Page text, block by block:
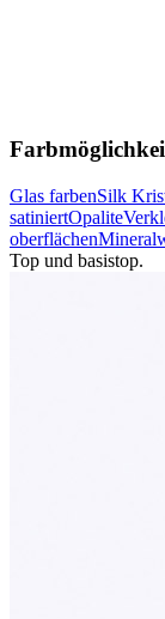
Glas farbenSilk
satiniertOpalite
oberflächen
Top und basistop.